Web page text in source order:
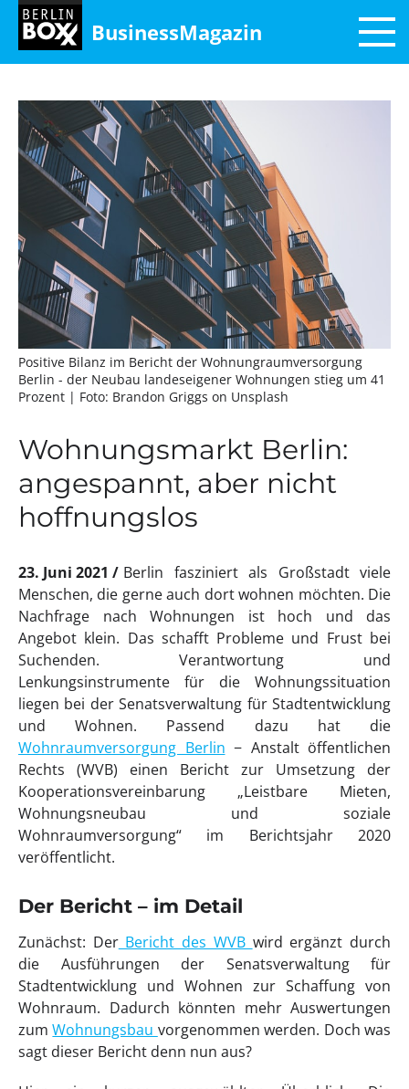
BusinessMagazin
Positive Bilanz im Bericht der Wohnungraumversorgung
Berlin - der Neubau landeseigener Wohnungen stieg um 41
Prozent | Foto: Brandon Griggs on Unsplash
Wohnungsmarkt Berlin:
angespannt, aber nicht
hoffnungslos
23. Juni 2021
Berlin fasziniert als Großstadt viele
Menschen, die gerne auch dort wohnen möchten. Die
Nachfrage nach Wohnungen ist hoch und das
Angebot klein. Das schafft Probleme und Frust bei
Suchenden. Verantwortung und
Lenkungsinstrumente für die Wohnungssituation
liegen bei der Senatsverwaltung für Stadtentwicklung
und Wohnen. Passend dazu hat die
Wohnraumversorgung Berlin − Anstalt öffentlichen
Rechts (WVB) einen Bericht zur Umsetzung der
Kooperationsvereinbarung „Leistbare Mieten,
Wohnungsneubau und soziale
Wohnraumversorgung“ im Berichtsjahr 2020
veröffentlicht.
Der Bericht – im Detail
Zunächst: DerBericht des WVB wird ergänzt durch
die Ausführungen der Senatsverwaltung für
Stadtentwicklung und Wohnen zur Schaffung von
Wohnraum. Dadurch könnten mehr Auswertungen
zumWohnungsbau vorgenommen werden. Doch was
sagt dieser Bericht denn nun aus?